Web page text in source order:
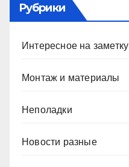
Рубрики
Интересное на заметку
Монтаж и материалы
Неполадки
Новости разные